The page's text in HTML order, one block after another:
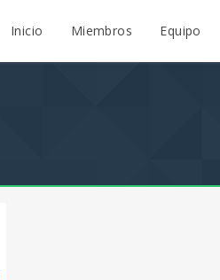
Inicio Miembros Equipo